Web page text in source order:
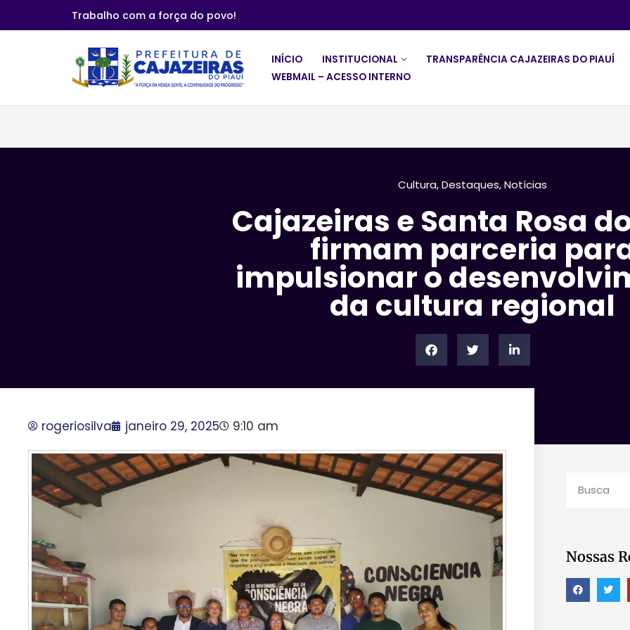
Trabalho com a força do povo!
INÍCIO INSTITUCIONAL
TRANSPARÊNCIA CAJAZEIRAS DO PIAUÍ
WEBMAIL – ACESSO INTERNO
Cultura,Destaques,Notícias
Cajazeiras e Santa Rosa
firmam parceria
impulsionar o
da cultura regional
rogeriosilva janeiro 29, 2025 9:10 am
Nossas